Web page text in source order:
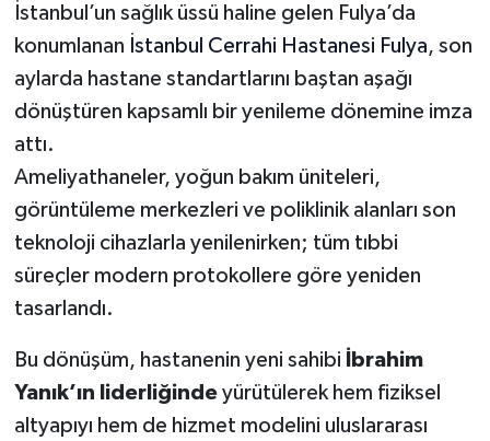
İstanbul’un sağlık üssü haline gelen Fulya’da
konumlanan İstanbul Cerrahi Hastanesi Fulya, son
aylarda hastane standartlarını baştan aşağı
dönüştüren kapsamlı bir yenileme dönemine imza
attı.
Ameliyathaneler, yoğun bakım üniteleri,
görüntüleme merkezleri ve poliklinik alanları son
teknoloji cihazlarla yenilenirken; tüm tıbbi
süreçler modern protokollere göre yeniden
tasarlandı.
Bu dönüşüm, hastanenin yeni sahibi
İbrahim
Yanık’ın liderliğindeyürütülerek hem fiziksel
altyapıyı hem de hizmet modelini uluslararası